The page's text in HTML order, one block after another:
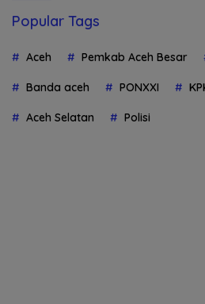
Popular Tags
Aceh Pemkab Aceh Besar
Banda aceh PONXXI
Aceh Selatan Polisi